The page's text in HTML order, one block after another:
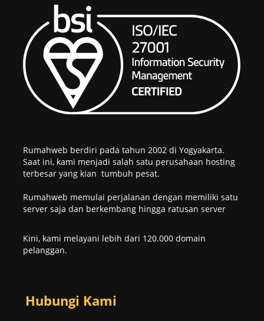
Rumahweb berdiri pada tahun 2002 di Yogyakarta.
Saat ini, kami menjadi salah satu perusahaan hosting
terbesar yang kian tumbuh pesat.
Rumahweb memulai perjalanan dengan memiliki satu
server saja dan berkembang hingga ratusan server
Kini, kami melayani lebih dari 120.000 domain
pelanggan.
Hubungi Kami